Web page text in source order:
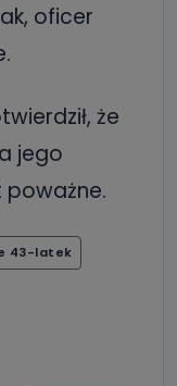
oficer
że
jego
poważne.
43-latek